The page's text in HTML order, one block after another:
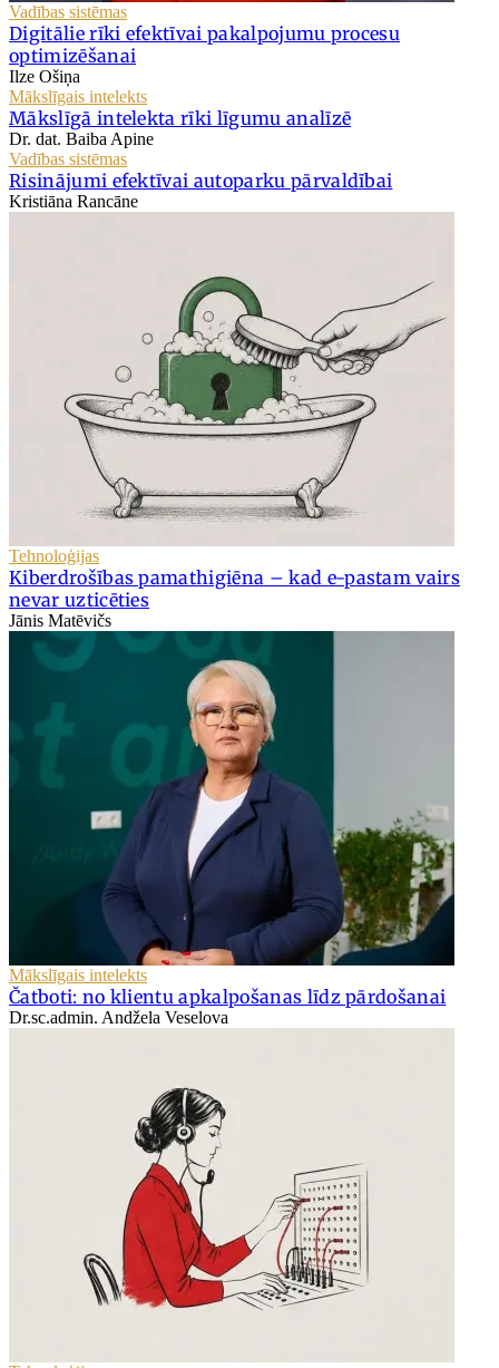
Vadības sistēmas
Digitālie rīki efektīvai pakalpojumu procesu
optimizēšanai
Ilze Ošiņa
Mākslīgais intelekts
Mākslīgā intelekta rīki līgumu analīzē
Dr. dat. Baiba Apine
Vadības sistēmas
Risinājumi efektīvai autoparku pārvaldībai
Kristiāna Rancāne
Tehnoloģijas
Kiberdrošības pamathigiēna – kad e-pastam vairs
nevar uzticēties
Jānis Matēvičs
Mākslīgais intelekts
Čatboti: no klientu apkalpošanas līdz pārdošanai
Dr.sc.admin. Andžela Veselova